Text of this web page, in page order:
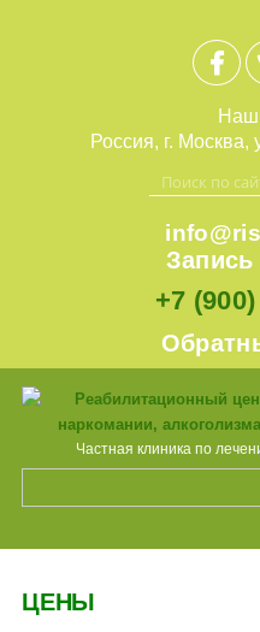
Наш
Россия, г. Москва,
+7 (900)
Частная клиника по
ЦЕНЫ